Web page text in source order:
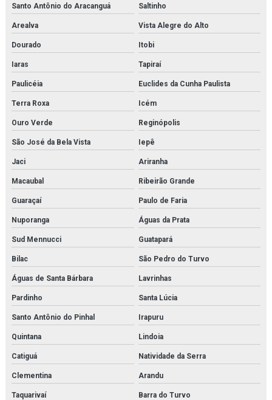
Santo Antônio do Aracanguá Saltinho
Arealva Vista Alegre do Alto
Dourado Itobi
Iaras Tapiraí
Paulicéia Euclides da Cunha Paulista
Terra Roxa Icém
Ouro Verde Reginópolis
São José da Bela Vista Iepê
Jaci Ariranha
Macaubal Ribeirão Grande
Guaraçaí Paulo de Faria
Nuporanga Águas da Prata
Sud Mennucci Guatapará
Bilac São Pedro do Turvo
Águas de Santa Bárbara Lavrinhas
Pardinho Santa Lúcia
Santo Antônio do Pinhal Irapuru
Quintana Lindoia
Catiguá Natividade da Serra
Clementina Arandu
Taquarivaí Barra do Turvo